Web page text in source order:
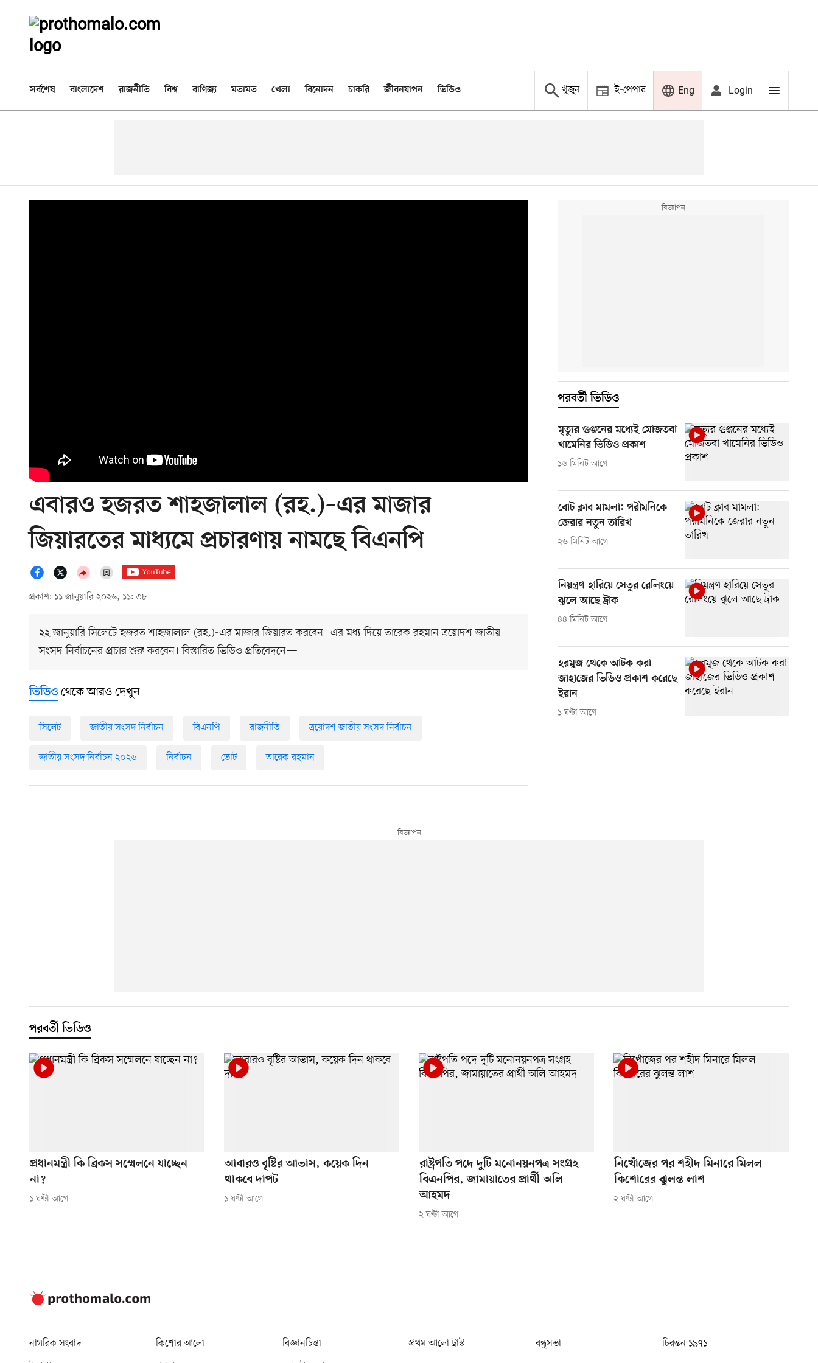
সর্বশেষ বাংলাদেশ রাজনীতি বিশ্ব বাণিজ্য মতামত খেলা বিনোদন চাকরি জীবনযাপন ভিডিও খুঁজুন ই-পেপার Eng Login
এবারও হজরত শাহজালাল (রহ.)–এর মাজার
জিয়ারতের মাধ্যমে প্রচারণায় নামছে বিএনপি
প্রকাশ: ১১ জানুয়ারি ২০২৬, ১১: ৩৮
২২ জানুয়ারি সিলেটে হজরত শাহজালাল (রহ.)-এর মাজার জিয়ারত করবেন। এর মধ্য দিয়ে তারেক রহমান ত্রয়োদশ জাতীয়
সংসদ নির্বাচনের প্রচার শুরু করবেন। বিস্তারিত ভিডিও প্রতিবেদনে—
পরবর্তী ভিডিও
মৃত্যুর গুঞ্জনের মধ্যেই মোজতবা
খামেনির ভিডিও প্রকাশ
১৬ মিনিট আগে
বোট ক্লাব মামলা: পরীমনিকে
জেরার নতুন তারিখ
২৬ মিনিট আগে
নিয়ন্ত্রণ হারিয়ে সেতুর রেলিংয়ে
ঝুলে আছে ট্রাক
৪৪ মিনিট আগে
হরমুজ থেকে আটক করা
জাহাজের ভিডিও প্রকাশ করেছে
ইরান
১ ঘণ্টা আগে
ভিডিও থেকে আরও দেখুন
সিলেট জাতীয় সংসদ নির্বাচন বিএনপি রাজনীতি ত্রয়োদশ জাতীয় সংসদ নির্বাচন
জাতীয় সংসদ নির্বাচন ২০২৬ নির্বাচন ভোট তারেক রহমান
পরবর্তী ভিডিও
প্রধানমন্ত্রী কি ব্রিকস সম্মেলনে যাচ্ছেন
না?
১ ঘণ্টা আগে
আবারও বৃষ্টির আভাস, কয়েক দিন
থাকবে দাপট
১ ঘণ্টা আগে
রাষ্ট্রপতি পদে দুটি মনোনয়নপত্র সংগ্রহ
বিএনপির, জামায়াতের প্রার্থী অলি
আহমদ
২ ঘণ্টা আগে
নিখোঁজের পর শহীদ মিনারে মিলল
কিশোরের ঝুলন্ত লাশ
২ ঘণ্টা আগে
নাগরিক সংবাদ কিশোর আলো বিজ্ঞানচিন্তা প্রথম আলো ট্রাস্ট বন্ধুসভা
চিরন্তন ১৯৭১